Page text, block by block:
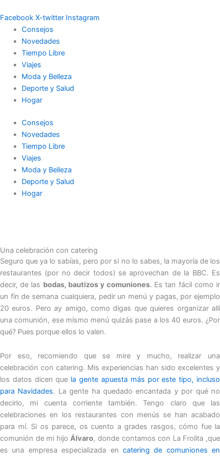
al
contenido
Facebook X-twitter Instagram
Consejos
Novedades
Tiempo Libre
Viajes
Moda y Belleza
Deporte y Salud
Hogar
Consejos
Novedades
Tiempo Libre
Viajes
Moda y Belleza
Deporte y Salud
Hogar
Una celebración con catering
Seguro que ya lo sabías, pero por si no lo sabes, la mayoría de los
restaurantes (por no decir todos) se aprovechan de la BBC. Es
decir, de las bodas, bautizos y comuniones. Es tan fácil como ir
un fin de semana cualquiera, pedir un menú y pagas, por ejemplo
20 euros. Pero ay amigo, como digas que quieres organizar allí
una comunión, ese mismo menú quizás pase a los 40 euros. ¿Por
qué? Pues porque ellos lo valen.
Por eso, recomiendo que se mire y mucho, realizar una
celebración con catering. Mis experiencias han sido excelentes y
los datos dicen que la gente apuesta más por este tipo, incluso
para Navidades. La gente ha quedado encantada y por qué no
decirlo, mi cuenta corriente también. Tengo claro que las
celebraciones en los restaurantes con menús se han acabado
para mí. Si os parece, os cuento a grades rasgos, cómo fue la
comunión de mi hijoÁlvaro, donde contamos con La Frolita ,que
es una empresa especializada en catering de comuniones en